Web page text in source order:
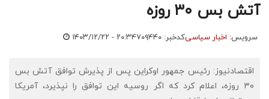
آتش بس ۳۰ روزه
سرویس: اخبار سیاسیکدخبر: ۷۰۹۴۴۰ ۱۴۰۳/۱۲/۲۲ - ۲۰:۳۴
اقتصادنیوز: رئیس جمهور اوکراین پس از پذیرش توافق آتش بس
۳۰ روزه، اعلام کرد که اگر روسیه این توافق را نپذیرد، آمریکا